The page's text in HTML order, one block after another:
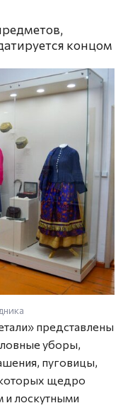
концом
представлены
уборы,
пуговицы,
щедро
лоскутными